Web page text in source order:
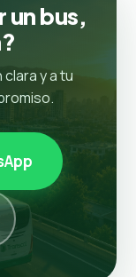
un bus,
y a tu